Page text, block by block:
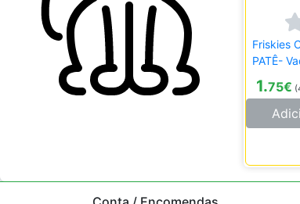
Friskies
PATÊ-
1.75€